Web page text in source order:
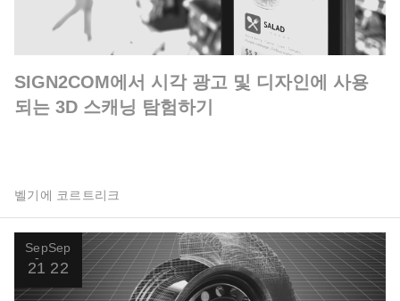
SIGN2COM에서 시각 광고 및 디자인에 사용
되는 3D 스캐닝 탐험하기
벨기에 코르트리크
Sep
21
Sep
22